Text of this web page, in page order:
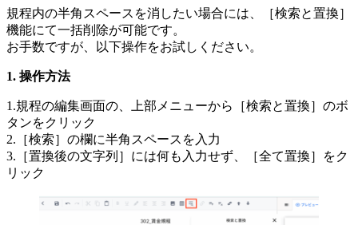
規程内の半角スペースを消したい場合には、［検索と置換］
機能にて一括削除が可能です。
お手数ですが、以下操作をお試しください。
操作方法
1.規程の編集画面の、上部メニューから［検索と置換］のボ
タンをクリック
2.［検索］の欄に半角スペースを入力
3.［置換後の文字列］には何も入力せず、［全て置換］をク
リック